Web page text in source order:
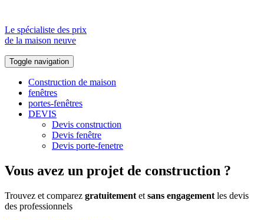
Le spécialiste des prix
de la maison neuve
Toggle navigation
Construction de maison
fenêtres
portes-fenêtres
DEVIS
Devis construction
Devis fenêtre
Devis porte-fenetre
Vous avez un projet de construction ?
Trouvez et comparez gratuitement et sans engagement les devis
des professionnels